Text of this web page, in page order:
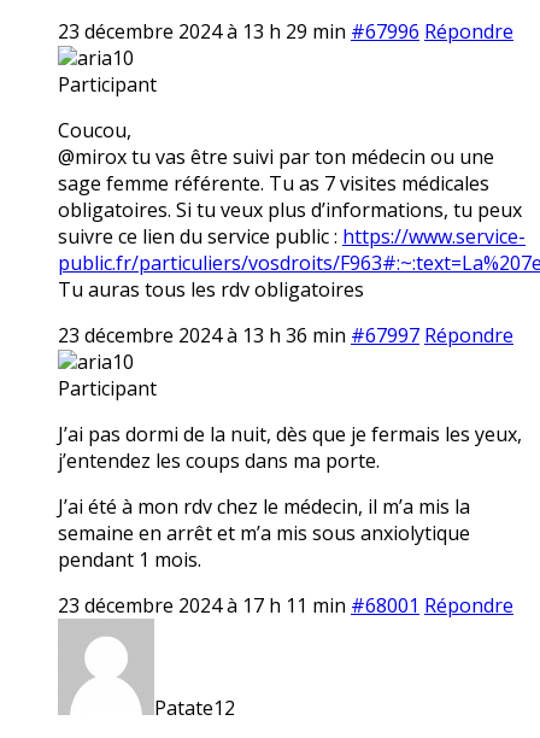
23 décembre 2024 à 13 h 29 min #67996 Répondre
aria10
Participant
Coucou,
@mirox tu vas être suivi par ton médecin ou une
sage femme référente. Tu as 7 visites médicales
obligatoires. Si tu veux plus d’informations, tu peux
suivre ce lien du service public : https://www.service-
public.fr/particuliers/vosdroits/
Tu auras tous les rdv obligatoires
23 décembre 2024 à 13 h 36 min #67997 Répondre
aria10
Participant
J’ai pas dormi de la nuit, dès que je fermais les yeux,
j’entendez les coups dans ma porte.
J’ai été à mon rdv chez le médecin, il m’a mis la
semaine en arrêt et m’a mis sous anxiolytique
pendant 1 mois.
23 décembre 2024 à 17 h 11 min #68001 Répondre
Patate12